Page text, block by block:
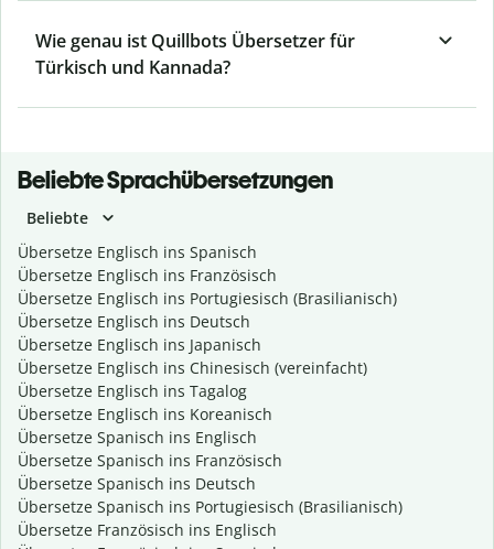
Wie genau ist Quillbots Übersetzer für
Türkisch und Kannada?
Beliebte Sprachübersetzungen
Beliebte
Übersetze Englisch ins Spanisch
Übersetze Englisch ins Französisch
Übersetze Englisch ins Portugiesisch (Brasilianisch)
Übersetze Englisch ins Deutsch
Übersetze Englisch ins Japanisch
Übersetze Englisch ins Chinesisch (vereinfacht)
Übersetze Englisch ins Tagalog
Übersetze Englisch ins Koreanisch
Übersetze Spanisch ins Englisch
Übersetze Spanisch ins Französisch
Übersetze Spanisch ins Deutsch
Übersetze Spanisch ins Portugiesisch (Brasilianisch)
Übersetze Französisch ins Englisch